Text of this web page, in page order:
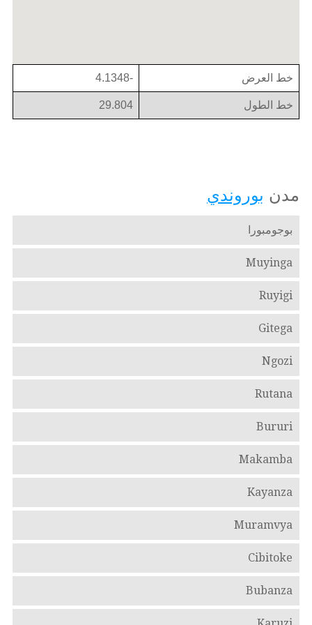
خط العرض -4.1348
خط الطول 29.804
مدن بوروندي
بوجومبورا
Muyinga
Ruyigi
Gitega
Ngozi
Rutana
Bururi
Makamba
Kayanza
Muramvya
Cibitoke
Bubanza